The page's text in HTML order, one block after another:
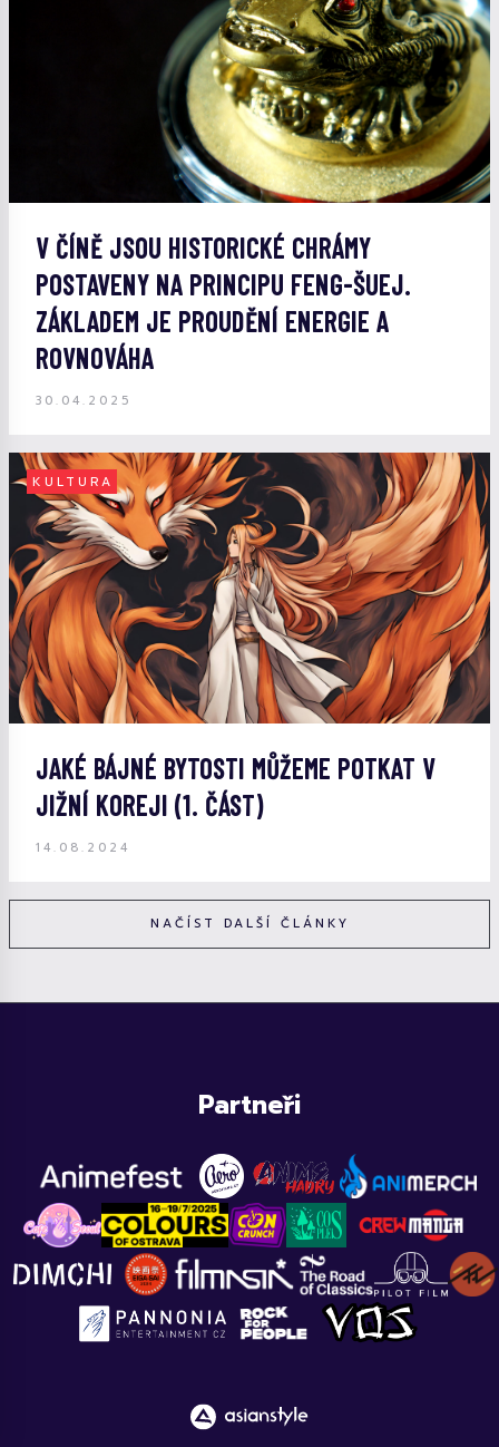
V ČÍNĚ JSOU HISTORICKÉ CHRÁMY
POSTAVENY NA PRINCIPU FENG-ŠUEJ.
ZÁKLADEM JE PROUDĚNÍ ENERGIE A
ROVNOVÁHA
30.04.2025
KULTURA
JAKÉ BÁJNÉ BYTOSTI MŮŽEME POTKAT V
JIŽNÍ KOREJI (1. ČÁST)
14.08.2024
NAČÍST DALŠÍ ČLÁNKY
Partneři